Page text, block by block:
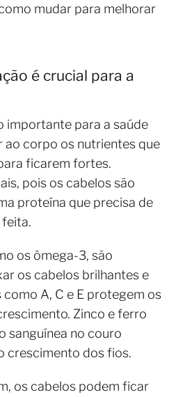
mudar para melhorar
é crucial para a
importante para a saúde
ao corpo os nutrientes que
ficarem fortes.
pois os cabelos são
proteína que precisa de
os ômega-3, são
os cabelos brilhantes e
A, C e E protegem os
Zinco e ferro
sanguínea no couro
crescimento dos fios.
os cabelos podem ficar